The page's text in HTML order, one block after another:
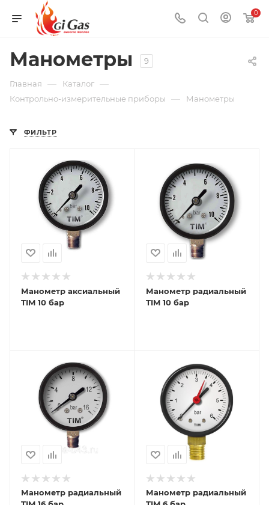
0
Манометры 9
Главная — Каталог —
Контрольно-измерительные приборы — Манометры
ФИЛЬТР
Манометр аксиальный
TIM 10 бар
Манометр радиальный
TIM 10 бар
Манометр радиальный
Манометр радиальный